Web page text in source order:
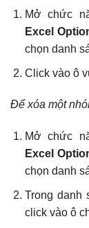
Mở chức
Excel
chọn danh
Click vào ô
Để xóa một
Mở chức
Excel
chọn danh
Trong danh
click vào ô